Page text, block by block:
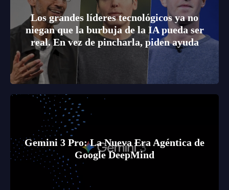
Los grandes líderes tecnológicos ya no
niegan que la burbuja de la IA pueda ser
real. En vez de pincharla, piden ayuda
Gemini 3 Pro: La Nueva Era Agéntica de
Google DeepMind